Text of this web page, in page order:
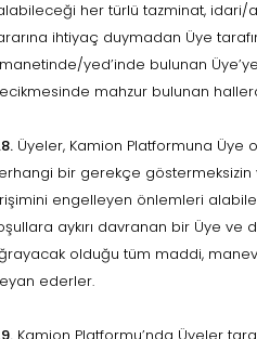
her türlü tazminat, idari/
ihtiyaç duymadan Üye
yed’inde bulunan
mahzur bulunan
Üyeler, Kamion Platformuna Üye
bir gerekçe göstermeksizin
engelleyen önlemleri
aykırı davranan bir Üye
olduğu tüm maddi,
ederler.